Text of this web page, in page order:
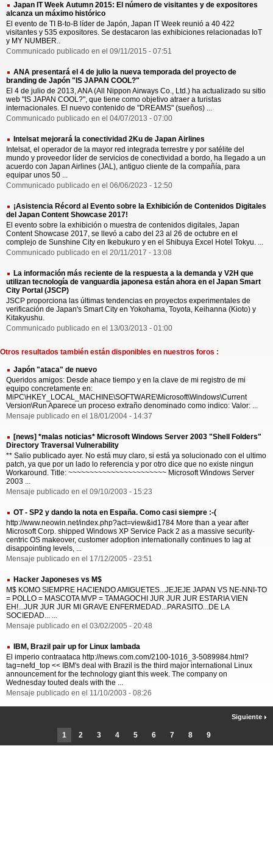
Japan IT Week Autumn 2015: El número de visitantes y de expositores
alcanza un máximo histórico
El evento de TI B-to-B líder de Japón, Japan IT Week reunió a 40 422
visitantes y 535 expositores. Se destacaron las exhibiciones relacionadas IoT
y MY NUMBER..
Communicado publicado en el 09/11/2015 - 07:51
ANA presentará el 4 de julio la nueva temporada del proyecto de
branding de Japón "IS JAPAN COOL?"
El 4 de julio de 2013, ANA (All Nippon Airways Co., Ltd.) ha actualizado su sitio
web "IS JAPAN COOL?", que tiene como objetivo atraer a turistas
internacionales. El nuevo contenido de "DREAMS" (sueños) ...
Communicado publicado en el 04/07/2013 - 07:00
Intelsat mejorará la conectividad 2Ku de Japan Airlines
Intelsat, el operador de la mayor red integrada terrestre y por satélite del
mundo y proveedor líder de servicios de conectividad a bordo, ha llegado a un
acuerdo con Japan Airlines (JAL), antiguo cliente de la compañía, para
equipar unos 50 ...
Communicado publicado en el 06/06/2023 - 12:50
¡Asistencia Récord al Evento sobre la Exhibición de Contenidos Digitales
del Japan Content Showcase 2017!
El evento sobre la exhibición o muestra de contenidos digitales, Japan
Content Showcase 2017, se llevó a cabo del 23 al 26 de octubre en el
complejo de Sunshine City en Ikebukuro y en el Shibuya Excel Hotel Tokyu. ...
Communicado publicado en el 20/11/2017 - 13:08
La información más reciente de la respuesta a la demanda y V2H que
utilizan tecnología de vanguardia japonesa están ahora en el Japan Smart
City Portal (JSCP)
JSCP proporciona las últimas tendencias en proyectos experimentales de
verificación de Japan's Smart City en Yokohama, Toyota, Keihanna (Kioto) y
Kitakyushu.
Communicado publicado en el 13/03/2013 - 01:00
Otros resultados también están disponibles en nuestros foros :
Japón "ataca" de nuevo
Queridos amigos: Desde ahace tiempo y en la clave de mi registro de mi
equipo concretamente en:
MiPC\HKEY_LOCAL_MACHINE\SOFTWARE\Microsoft\Windows\Current
Version\Run Aparece un proceso extraño denominado como indico: Valor: ...
Mensaje publicado en el 18/01/2004 - 14:37
[news] *malas noticias* Microsoft Windows Server 2003 "Shell Folders"
Directory Traversal Vulnerability
** Salio publicado ayer. No está muy claro, si está ya solucionado con el ultimo
patch, ya que por un lado lo referencia y por otro dice que no existe ningun
Workaround. Title: ~~~~~~~~~~~~~~~~~~~~~~~ Microsoft Windows Server
2003 ...
Mensaje publicado en el 09/10/2003 - 15:23
OT - SP2 y dando la nota en España. Como casi siempre :-(
http://www.neowin.net/index.php?act=view&id1784 More than a year after
Microsoft Corp. shipped Windows XP Service Pack 2 as a massive security-
centric OS makeover, customer adoption internationally continues to lag at
disappointing levels, ...
Mensaje publicado en el 17/12/2005 - 23:51
Hacker Japoneses vs M$
M$ KOMO SIEMPRE HACIENDO AMIGUETES...JEJEJE JAPAN VS NE-NNI-TO
= POLLO = MASCOTA MVP = TAMAGOCHI JUR JUR JUR ESTARIA VIEN
EH!...JUR JUR JUR MI GRAVE ENFERMEDAD...PARASITO...DE LA
SOCIEDAD... ...
Mensaje publicado en el 03/02/2005 - 20:48
IBM, Brazil pair up for Linux lambada
El imperio contraataca http://news.com.com/2100-1016_3-5089984.html?
tag=nefd_top << IBM's deal with Brazil is the third major international Linux
announcement for the technology giant this week. The company on
Wednesday touted deals with the ...
Mensaje publicado en el 11/10/2003 - 08:26
1 2 3 4 5 6 7 8 9
Siguiente